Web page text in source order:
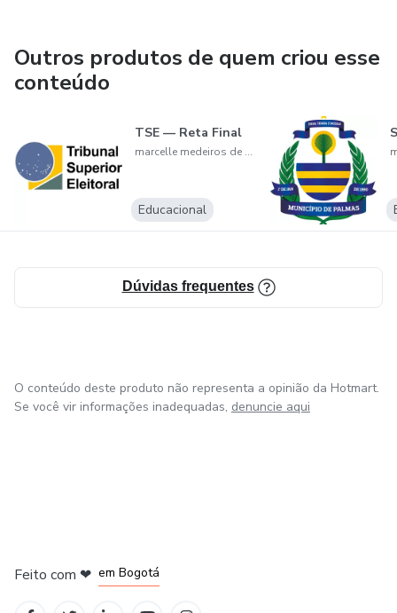
Outros produtos de quem criou esse
conteúdo
TSE — Reta Final
marcelle medeiros de souza
Educacional
Dúvidas frequentes
O conteúdo deste produto não representa a opinião da Hotmart.
Se você vir informações inadequadas, denuncie aqui
Feito com ❤ em Bogotá